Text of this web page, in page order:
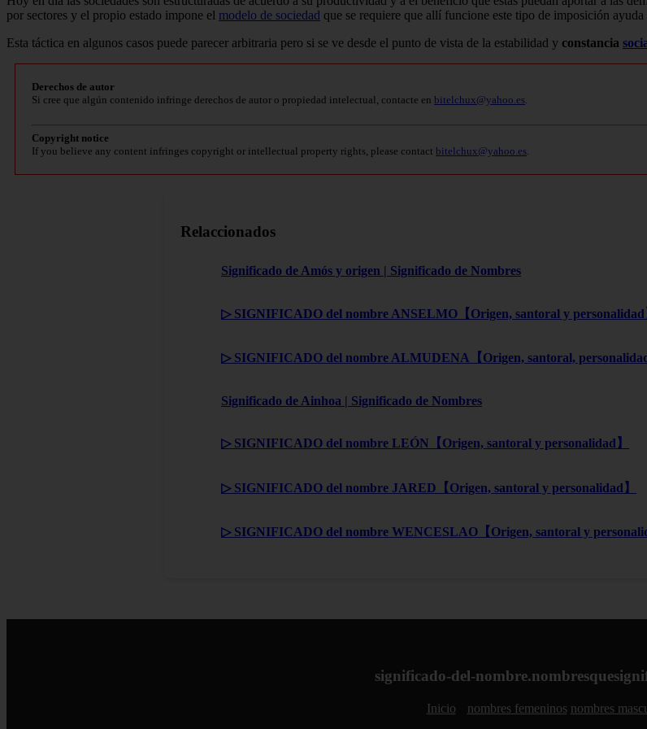
por sectores y el propio estado impone el modelo de sociedad que se requiere que allí funcione este tipo de imposición
Esta táctica en algunos casos puede parecer arbitraria pero si se ve desde el punto de vista de la estabilidad y constancia
Derechos de autor
Si cree que algún contenido infringe derechos de autor o propiedad intelectual, contacte en bitelchux@yahoo.es
Copyright notice
If you believe any content infringes copyright or intellectual property rights, please contact bitelchux@yahoo.es
Relaccionados
Significado de Amós y origen | Significado de Nombres
▷ SIGNIFICADO del nombre ANSELMO【Origen, santoral y personalidad
▷ SIGNIFICADO del nombre ALMUDENA【Origen, santoral, personalidad
Significado de Ainhoa | Significado de Nombres
▷ SIGNIFICADO del nombre LEÓN【Origen, santoral y personalidad】
▷ SIGNIFICADO del nombre JARED【Origen, santoral y personalidad】
▷ SIGNIFICADO del nombre WENCESLAO【Origen, santoral y
significado-del-
Inicio nombres femeninos nombres